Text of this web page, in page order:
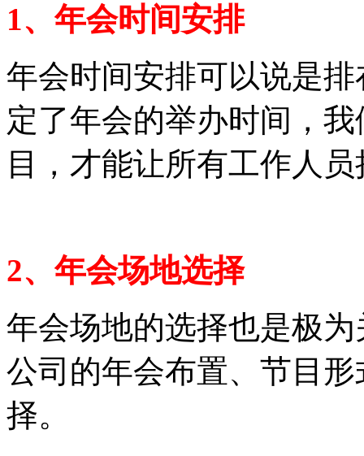
1、年会时间安排
年会时间安排可以说是
定了年会的举办时间，
目，才能让所有工作人
2、年会场地选择
年会场地的选择也是极
公司的年会布置、节目
择。